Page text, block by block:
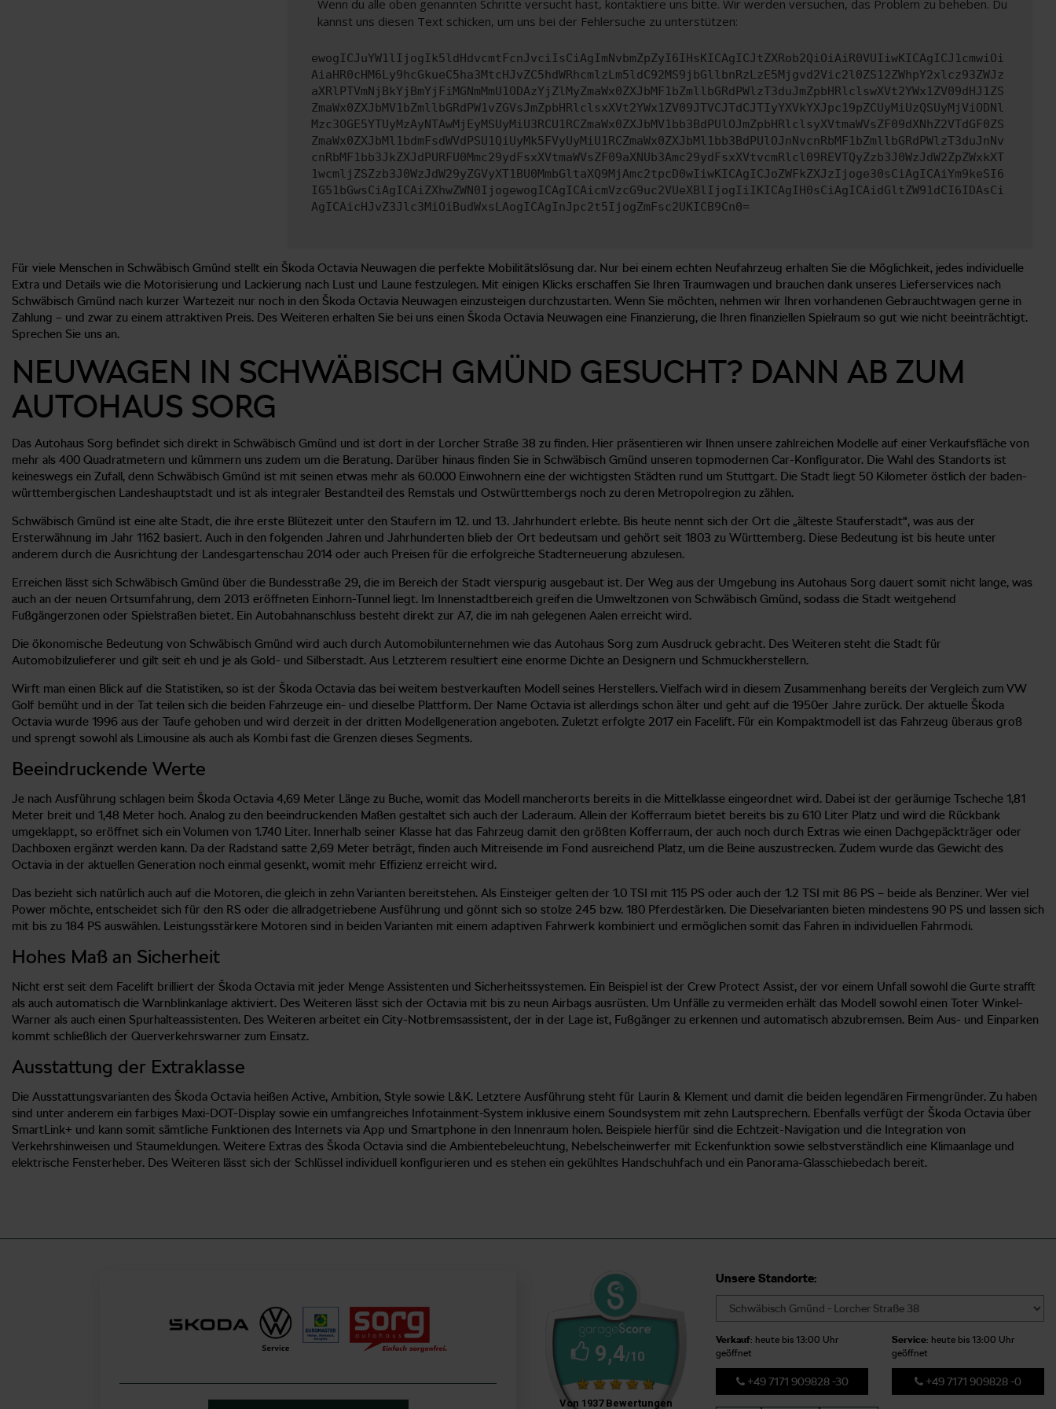
Wenn du alle oben genannten Schritte versucht hast, kontaktiere uns bitte. Wir werden versuchen, das Problem zu beheben. Du
kannst uns diesen Text schicken, um uns bei der Fehlersuche zu unterstützen:
ewogICJuYW1lIjogIk5ldHdvcmtFcnJvciIsCiAgImNvbmZpZyI6IHsKICAgICJtZXRob2QiOiAiR0VUIiwKICAgICJ1cmwiOi
AiaHR0cHM6Ly9hcGkueC5ha3MtcHJvZC5hdWRhcmlzLm5ldC92MS9jbGllbnRzLzE5Mjgvd2Vic2l0ZS12ZWhpY2xlcz93ZWJz
aXRlPTVmNjBkYjBmYjFiMGNmMmU1ODAzYjZlMyZmaWx0ZXJbMF1bZmllbGRdPWlzT3duJmZpbHRlclswXVt2YWx1ZV09dHJ1ZS
ZmaWx0ZXJbMV1bZmllbGRdPW1vZGVsJmZpbHRlclsxXVt2YWx1ZV09JTVCJTdCJTIyYXVkYXJpc19pZCUyMiUzQSUyMjViODNl
Mzc3OGE5YTUyMzAyNTAwMjEyMSUyMiU3RCU1RCZmaWx0ZXJbMV1bb3BdPUlOJmZpbHRlclsyXVtmaWVsZF09dXNhZ2VTdGF0ZS
ZmaWx0ZXJbMl1bdmFsdWVdPSU1QiUyMk5FVyUyMiU1RCZmaWx0ZXJbMl1bb3BdPUlOJnNvcnRbMF1bZmllbGRdPWlzT3duJnNv
cnRbMF1bb3JkZXJdPURFU0Mmc29ydFsxXVtmaWVsZF09aXNUb3Amc29ydFsxXVtvcmRlcl09REVTQyZzb3J0WzJdW2ZpZWxkXT
1wcmljZSZzb3J0WzJdW29yZGVyXT1BU0MmbGltaXQ9MjAmc2tpcD0wIiwKICAgICJoZWFkZXJzIjoge30sCiAgICAiYm9keSI6
IG51bGwsCiAgICAiZXhwZWN0IjogewogICAgICAicmVzcG9uc2VUeXBlIjogIiIKICAgIH0sCiAgICAidGltZW91dCI6IDAsCi
AgICAicHJvZ3Jlc3MiOiBudWxsLAogICAgInJpc2t5IjogZmFsc2UKICB9Cn0=
Für viele Menschen in Schwäbisch Gmünd stellt ein Škoda Octavia Neuwagen die perfekte Mobilitätslösung dar. Nur bei einem echten Neufahrzeug erhalten Sie die Möglichkeit, jedes individuelle
Extra und Details wie die Motorisierung und Lackierung nach Lust und Laune festzulegen. Mit einigen Klicks erschaffen Sie Ihren Traumwagen und brauchen dank unseres Lieferservices nach
Schwäbisch Gmünd nach kurzer Wartezeit nur noch in den Škoda Octavia Neuwagen einzusteigen durchzustarten. Wenn Sie möchten, nehmen wir Ihren vorhandenen Gebrauchtwagen gerne in
Zahlung – und zwar zu einem attraktiven Preis. Des Weiteren erhalten Sie bei uns einen Škoda Octavia Neuwagen eine Finanzierung, die Ihren finanziellen Spielraum so gut wie nicht beeinträchtigt.
Sprechen Sie uns an.
NEUWAGEN IN SCHWÄBISCH GMÜND GESUCHT? DANN AB ZUM
AUTOHAUS SORG
Das Autohaus Sorg befindet sich direkt in Schwäbisch Gmünd und ist dort in der Lorcher Straße 38 zu finden. Hier präsentieren wir Ihnen unsere zahlreichen Modelle auf einer Verkaufsfläche von
mehr als 400 Quadratmetern und kümmern uns zudem um die Beratung. Darüber hinaus finden Sie in Schwäbisch Gmünd unseren topmodernen Car-Konfigurator. Die Wahl des Standorts ist
keineswegs ein Zufall, denn Schwäbisch Gmünd ist mit seinen etwas mehr als 60.000 Einwohnern eine der wichtigsten Städten rund um Stuttgart. Die Stadt liegt 50 Kilometer östlich der baden-
württembergischen Landeshauptstadt und ist als integraler Bestandteil des Remstals und Ostwürttembergs noch zu deren Metropolregion zu zählen.
Schwäbisch Gmünd ist eine alte Stadt, die ihre erste Blütezeit unter den Staufern im 12. und 13. Jahrhundert erlebte. Bis heute nennt sich der Ort die „älteste Stauferstadt“, was aus der
Ersterwähnung im Jahr 1162 basiert. Auch in den folgenden Jahren und Jahrhunderten blieb der Ort bedeutsam und gehört seit 1803 zu Württemberg. Diese Bedeutung ist bis heute unter
anderem durch die Ausrichtung der Landesgartenschau 2014 oder auch Preisen für die erfolgreiche Stadterneuerung abzulesen.
Erreichen lässt sich Schwäbisch Gmünd über die Bundesstraße 29, die im Bereich der Stadt vierspurig ausgebaut ist. Der Weg aus der Umgebung ins Autohaus Sorg dauert somit nicht lange, was
auch an der neuen Ortsumfahrung, dem 2013 eröffneten Einhorn-Tunnel liegt. Im Innenstadtbereich greifen die Umweltzonen von Schwäbisch Gmünd, sodass die Stadt weitgehend
Fußgängerzonen oder Spielstraßen bietet. Ein Autobahnanschluss besteht direkt zur A7, die im nah gelegenen Aalen erreicht wird.
Die ökonomische Bedeutung von Schwäbisch Gmünd wird auch durch Automobilunternehmen wie das Autohaus Sorg zum Ausdruck gebracht. Des Weiteren steht die Stadt für
Automobilzulieferer und gilt seit eh und je als Gold- und Silberstadt. Aus Letzterem resultiert eine enorme Dichte an Designern und Schmuckherstellern.
Wirft man einen Blick auf die Statistiken, so ist der Škoda Octavia das bei weitem bestverkauften Modell seines Herstellers. Vielfach wird in diesem Zusammenhang bereits der Vergleich zum VW
Golf bemüht und in der Tat teilen sich die beiden Fahrzeuge ein- und dieselbe Plattform. Der Name Octavia ist allerdings schon älter und geht auf die 1950er Jahre zurück. Der aktuelle Škoda
Octavia wurde 1996 aus der Taufe gehoben und wird derzeit in der dritten Modellgeneration angeboten. Zuletzt erfolgte 2017 ein Facelift. Für ein Kompaktmodell ist das Fahrzeug überaus groß
und sprengt sowohl als Limousine als auch als Kombi fast die Grenzen dieses Segments.
Beeindruckende Werte
Je nach Ausführung schlagen beim Škoda Octavia 4,69 Meter Länge zu Buche, womit das Modell mancherorts bereits in die Mittelklasse eingeordnet wird. Dabei ist der geräumige Tscheche 1,81
Meter breit und 1,48 Meter hoch. Analog zu den beeindruckenden Maßen gestaltet sich auch der Laderaum. Allein der Kofferraum bietet bereits bis zu 610 Liter Platz und wird die Rückbank
umgeklappt, so eröffnet sich ein Volumen von 1.740 Liter. Innerhalb seiner Klasse hat das Fahrzeug damit den größten Kofferraum, der auch noch durch Extras wie einen Dachgepäckträger oder
Dachboxen ergänzt werden kann. Da der Radstand satte 2,69 Meter beträgt, finden auch Mitreisende im Fond ausreichend Platz, um die Beine auszustrecken. Zudem wurde das Gewicht des
Octavia in der aktuellen Generation noch einmal gesenkt, womit mehr Effizienz erreicht wird.
Das bezieht sich natürlich auch auf die Motoren, die gleich in zehn Varianten bereitstehen. Als Einsteiger gelten der 1.0 TSI mit 115 PS oder auch der 1.2 TSI mit 86 PS – beide als Benziner. Wer viel
Power möchte, entscheidet sich für den RS oder die allradgetriebene Ausführung und gönnt sich so stolze 245 bzw. 180 Pferdestärken. Die Dieselvarianten bieten mindestens 90 PS und lassen sich
mit bis zu 184 PS auswählen. Leistungsstärkere Motoren sind in beiden Varianten mit einem adaptiven Fahrwerk kombiniert und ermöglichen somit das Fahren in individuellen Fahrmodi.
Hohes Maß an Sicherheit
Nicht erst seit dem Facelift brilliert der Škoda Octavia mit jeder Menge Assistenten und Sicherheitssystemen. Ein Beispiel ist der Crew Protect Assist, der vor einem Unfall sowohl die Gurte strafft
als auch automatisch die Warnblinkanlage aktiviert. Des Weiteren lässt sich der Octavia mit bis zu neun Airbags ausrüsten. Um Unfälle zu vermeiden erhält das Modell sowohl einen Toter Winkel-
Warner als auch einen Spurhalteassistenten. Des Weiteren arbeitet ein City-Notbremsassistent, der in der Lage ist, Fußgänger zu erkennen und automatisch abzubremsen. Beim Aus- und Einparken
kommt schließlich der Querverkehrswarner zum Einsatz.
Ausstattung der Extraklasse
Die Ausstattungsvarianten des Škoda Octavia heißen Active, Ambition, Style sowie L&K. Letztere Ausführung steht für Laurin & Klement und damit die beiden legendären Firmengründer. Zu haben
sind unter anderem ein farbiges Maxi-DOT-Display sowie ein umfangreiches Infotainment-System inklusive einem Soundsystem mit zehn Lautsprechern. Ebenfalls verfügt der Škoda Octavia über
SmartLink+ und kann somit sämtliche Funktionen des Internets via App und Smartphone in den Innenraum holen. Beispiele hierfür sind die Echtzeit-Navigation und die Integration von
Verkehrshinweisen und Staumeldungen. Weitere Extras des Škoda Octavia sind die Ambientebeleuchtung, Nebelscheinwerfer mit Eckenfunktion sowie selbstverständlich eine Klimaanlage und
elektrische Fensterheber. Des Weiteren lässt sich der Schlüssel individuell konfigurieren und es stehen ein gekühltes Handschuhfach und ein Panorama-Glasschiebedach bereit.
Unsere Standorte:
Verkauf: heute bis 13:00 Uhr
geöffnet
+49 7171 909828 -30
Service: heute bis 13:00 Uhr
geöffnet
+49 7171 909828 -0